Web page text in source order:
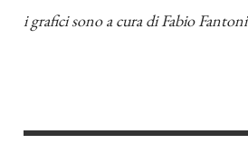
i grafici sono a cura diFabio Fantoni